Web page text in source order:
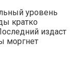
уровень
кратко
издаст
моргнет